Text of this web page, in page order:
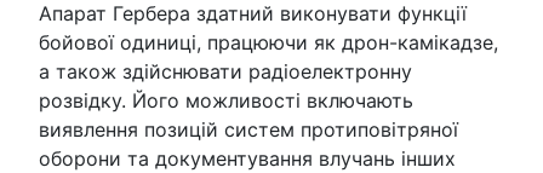
Апарат Гербера здатний виконувати функції
бойової одиниці, працюючи як дрон-камікадзе,
а також здійснювати радіоелектронну
розвідку. Його можливості включають
виявлення позицій систем протиповітряної
оборони та документування влучань інших